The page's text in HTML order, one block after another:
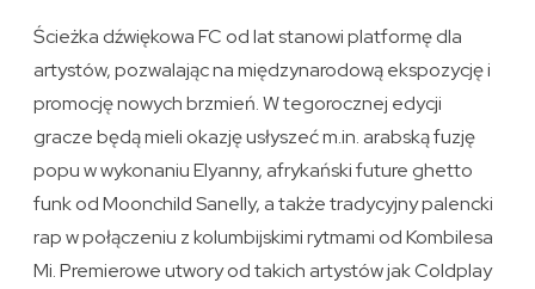
Ścieżka dźwiękowa FC od lat stanowi platformę dla
artystów, pozwalając na międzynarodową ekspozycję i
promocję nowych brzmień. W tegorocznej edycji
gracze będą mieli okazję usłyszeć m.in. arabską fuzję
popu w wykonaniu Elyanny, afrykański future ghetto
funk od Moonchild Sanelly, a także tradycyjny palencki
rap w połączeniu z kolumbijskimi rytmami od Kombilesa
Mi. Premierowe utwory od takich artystów jak Coldplay